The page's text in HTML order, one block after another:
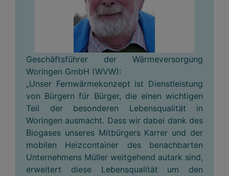
Geschäftsführer der Wärmeversorgung
Woringen GmbH (WVW):
„Unser Fernwärmekonzept ist Dienstleistung
von Bürgern für Bürger, die einen wichtigen
Teil der besonderen Lebensqualität in
Woringen ausmacht. Dass wir dabei dank des
Biogases unseres Mitbürgers Karrer und der
mobilen Heizcontainer des benachbarten
Unternehmens Müller weitgehend autark sind,
erweitert diese Lebensqualität um den